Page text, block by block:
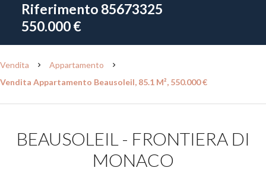
Riferimento 85673325
550.000 €
Vendita
Appartamento
Vendita Appartamento Beausoleil, 85.1 M², 550.000 €
BEAUSOLEIL - FRONTIERA DI
MONACO